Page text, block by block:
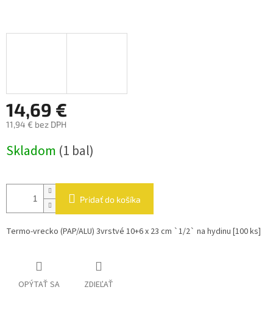
14,69 €
11,94 € bez DPH
cena:
Skladom (1 bal)
Pridať do košíka
Termo-vrecko (PAP/ALU) 3vrstvé 10+6 x 23 cm `1/2` na hydinu [100 ks]
OPÝTAŤ SA ZDIEĽAŤ